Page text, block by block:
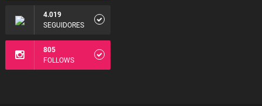
4.019
SEGUIDORES
805
FOLLOWS